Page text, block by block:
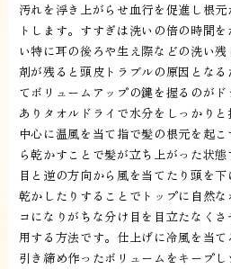
汚れを浮き上がらせ血行を促進し根
トします。すすぎは洗いの倍の時間
い特に耳の後ろや生え際などの洗い
剤が残ると頭皮トラブルの原因とな
てボリュームアップの鍵を握るのが
ありタオルドライで水分をしっかり
中心に温風を当て指で髪の根元を起
ら乾かすことで髪が立ち上がった状
目と逆の方向から風を当てたり頭を
乾かしたりすることでトップに自然
コになりがちな分け目を目立たなく
用する方法です。仕上げに冷風を当
引き締め作ったボリュームをキープ